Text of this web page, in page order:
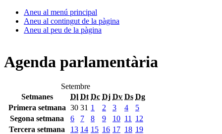
Aneu al menú principal
Aneu al contingut de la pàgina
Aneu al peu de la pàgina
Agenda parlamentària
Setembre
Setmanes
Dl Dt Dc Dj Dv Ds Dg
Primera setmana 30 31 1 2 3 4
5
Segona setmana
6 7 8 9 10 11
12
Tercera setmana
13 14 15 16 17 18 19